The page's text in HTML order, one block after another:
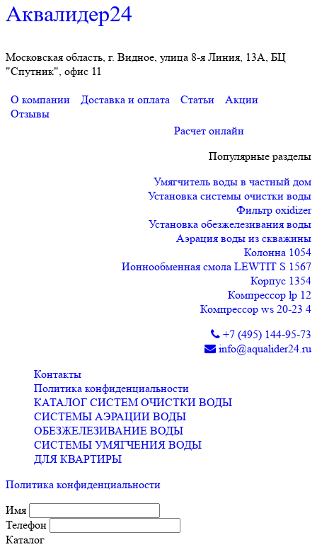
Аквалидер24
Московская область, г. Видное, улица 8-я Линия, 13А, БЦ
"Спутник", офис 11
О компании Доставка и оплата Статьи
Акции
Отзывы
Расчет онлайн
Популярные разделы
Умягчитель воды в частный дом
Установка системы очистки воды
Фильтр oxidizer
Установка обезжелезивания воды
Аэрация воды из скважины
Колонна 1054
Ионнообменная смола LEWTIT S 1567
Корпус 1354
Компрессор lp 12
Компрессор ws 20-23 4
+7 (495) 144-95-73
info@aqualider24.ru
Контакты
Политика конфиденциальности
КАТАЛОГ СИСТЕМ ОЧИСТКИ ВОДЫ
СИСТЕМЫ АЭРАЦИИ ВОДЫ
ОБЕЗЖЕЛЕЗИВАНИЕ ВОДЫ
СИСТЕМЫ УМЯГЧЕНИЯ ВОДЫ
ДЛЯ КВАРТИРЫ
Политика конфиденциальности
Имя
Телефон
Каталог